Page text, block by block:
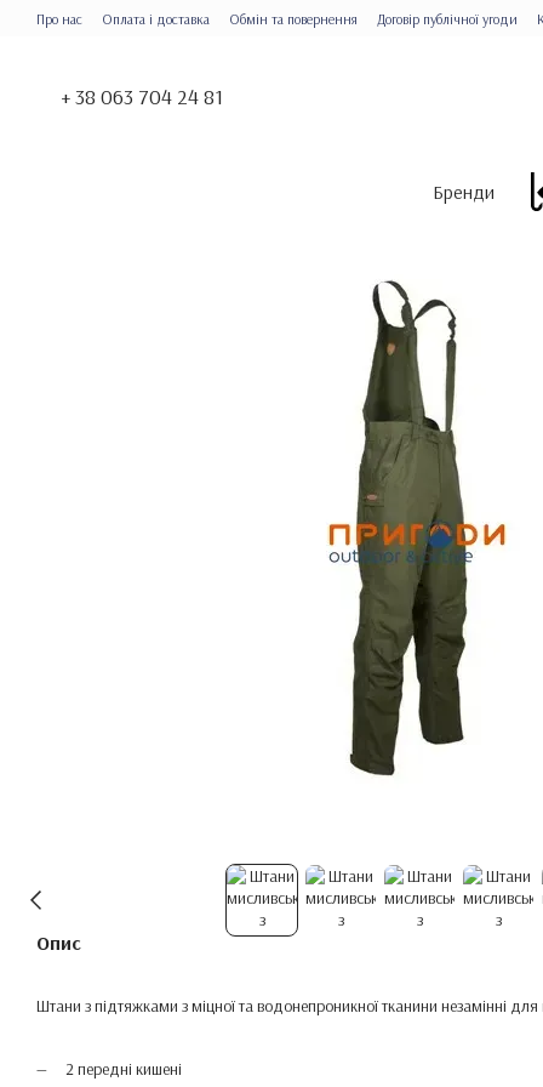
Перейти до основного контенту
Про нас Оплата і доставка Обмін та повернення Договір публічної угоди
+ 38 063 704 24 81
Бренди
Опис
Штани з підтяжками з міцної та водонепроникної тканини незамінні
2 передні кишені